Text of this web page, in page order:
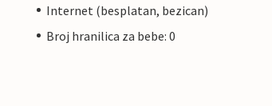
Internet (besplatan, bezican)
Broj hranilica za bebe: 0